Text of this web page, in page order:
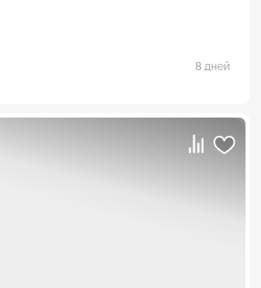
8 дней